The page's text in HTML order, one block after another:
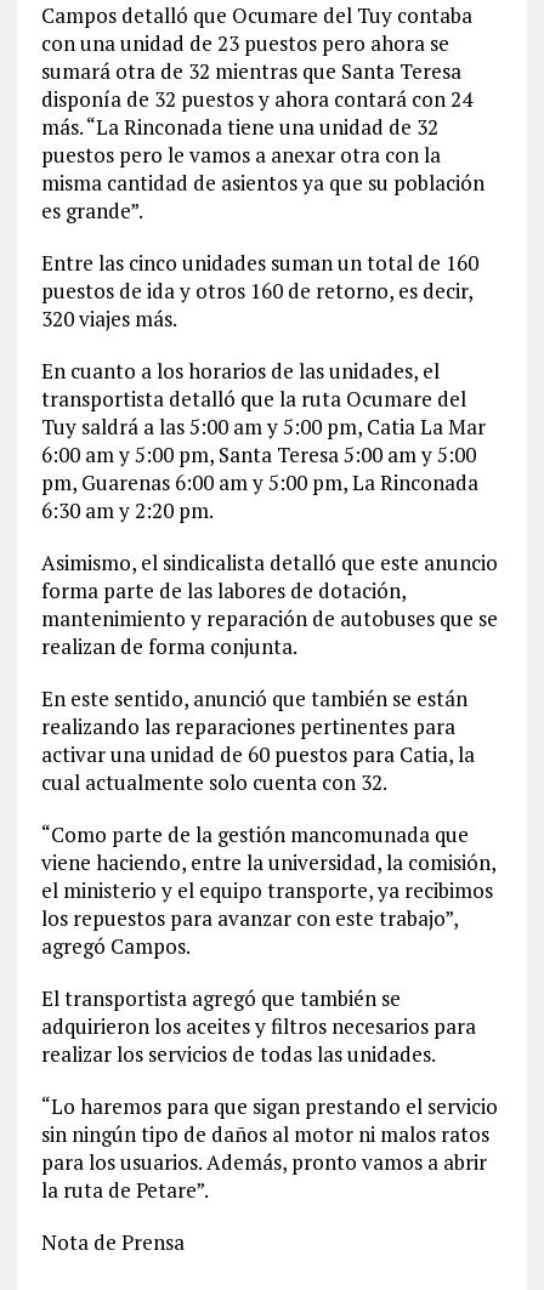
Campos detalló que Ocumare del Tuy contaba
con una unidad de 23 puestos pero ahora se
sumará otra de 32 mientras que Santa Teresa
disponía de 32 puestos y ahora contará con 24
más. “La Rinconada tiene una unidad de 32
puestos pero le vamos a anexar otra con la
misma cantidad de asientos ya que su población
es grande”.
Entre las cinco unidades suman un total de 160
puestos de ida y otros 160 de retorno, es decir,
320 viajes más.
En cuanto a los horarios de las unidades, el
transportista detalló que la ruta Ocumare del
Tuy saldrá a las 5:00 am y 5:00 pm, Catia La Mar
6:00 am y 5:00 pm, Santa Teresa 5:00 am y 5:00
pm, Guarenas 6:00 am y 5:00 pm, La Rinconada
6:30 am y 2:20 pm.
Asimismo, el sindicalista detalló que este anuncio
forma parte de las labores de dotación,
mantenimiento y reparación de autobuses que se
realizan de forma conjunta.
En este sentido, anunció que también se están
realizando las reparaciones pertinentes para
activar una unidad de 60 puestos para Catia, la
cual actualmente solo cuenta con 32.
“Como parte de la gestión mancomunada que
viene haciendo, entre la universidad, la comisión,
el ministerio y el equipo transporte, ya recibimos
los repuestos para avanzar con este trabajo”,
agregó Campos.
El transportista agregó que también se
adquirieron los aceites y filtros necesarios para
realizar los servicios de todas las unidades.
“Lo haremos para que sigan prestando el servicio
sin ningún tipo de daños al motor ni malos ratos
para los usuarios. Además, pronto vamos a abrir
la ruta de Petare”.
Nota de Prensa